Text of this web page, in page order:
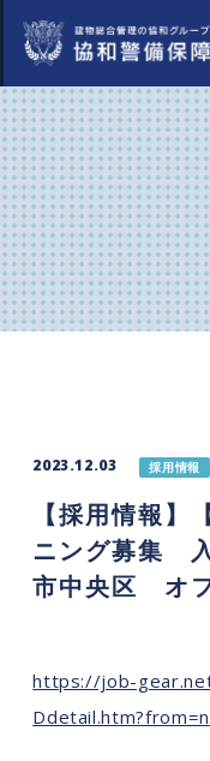
2023.12.03 採用情報
【採用情報
ニング募集
市中央区 オ
https://job-
Ddetail.htm?from=n